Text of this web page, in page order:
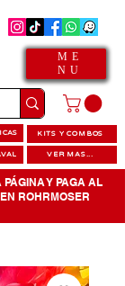
ME
NU
KITS Y COMBOS
VER MAS...
Y PAGA AL
ROHRMOSER